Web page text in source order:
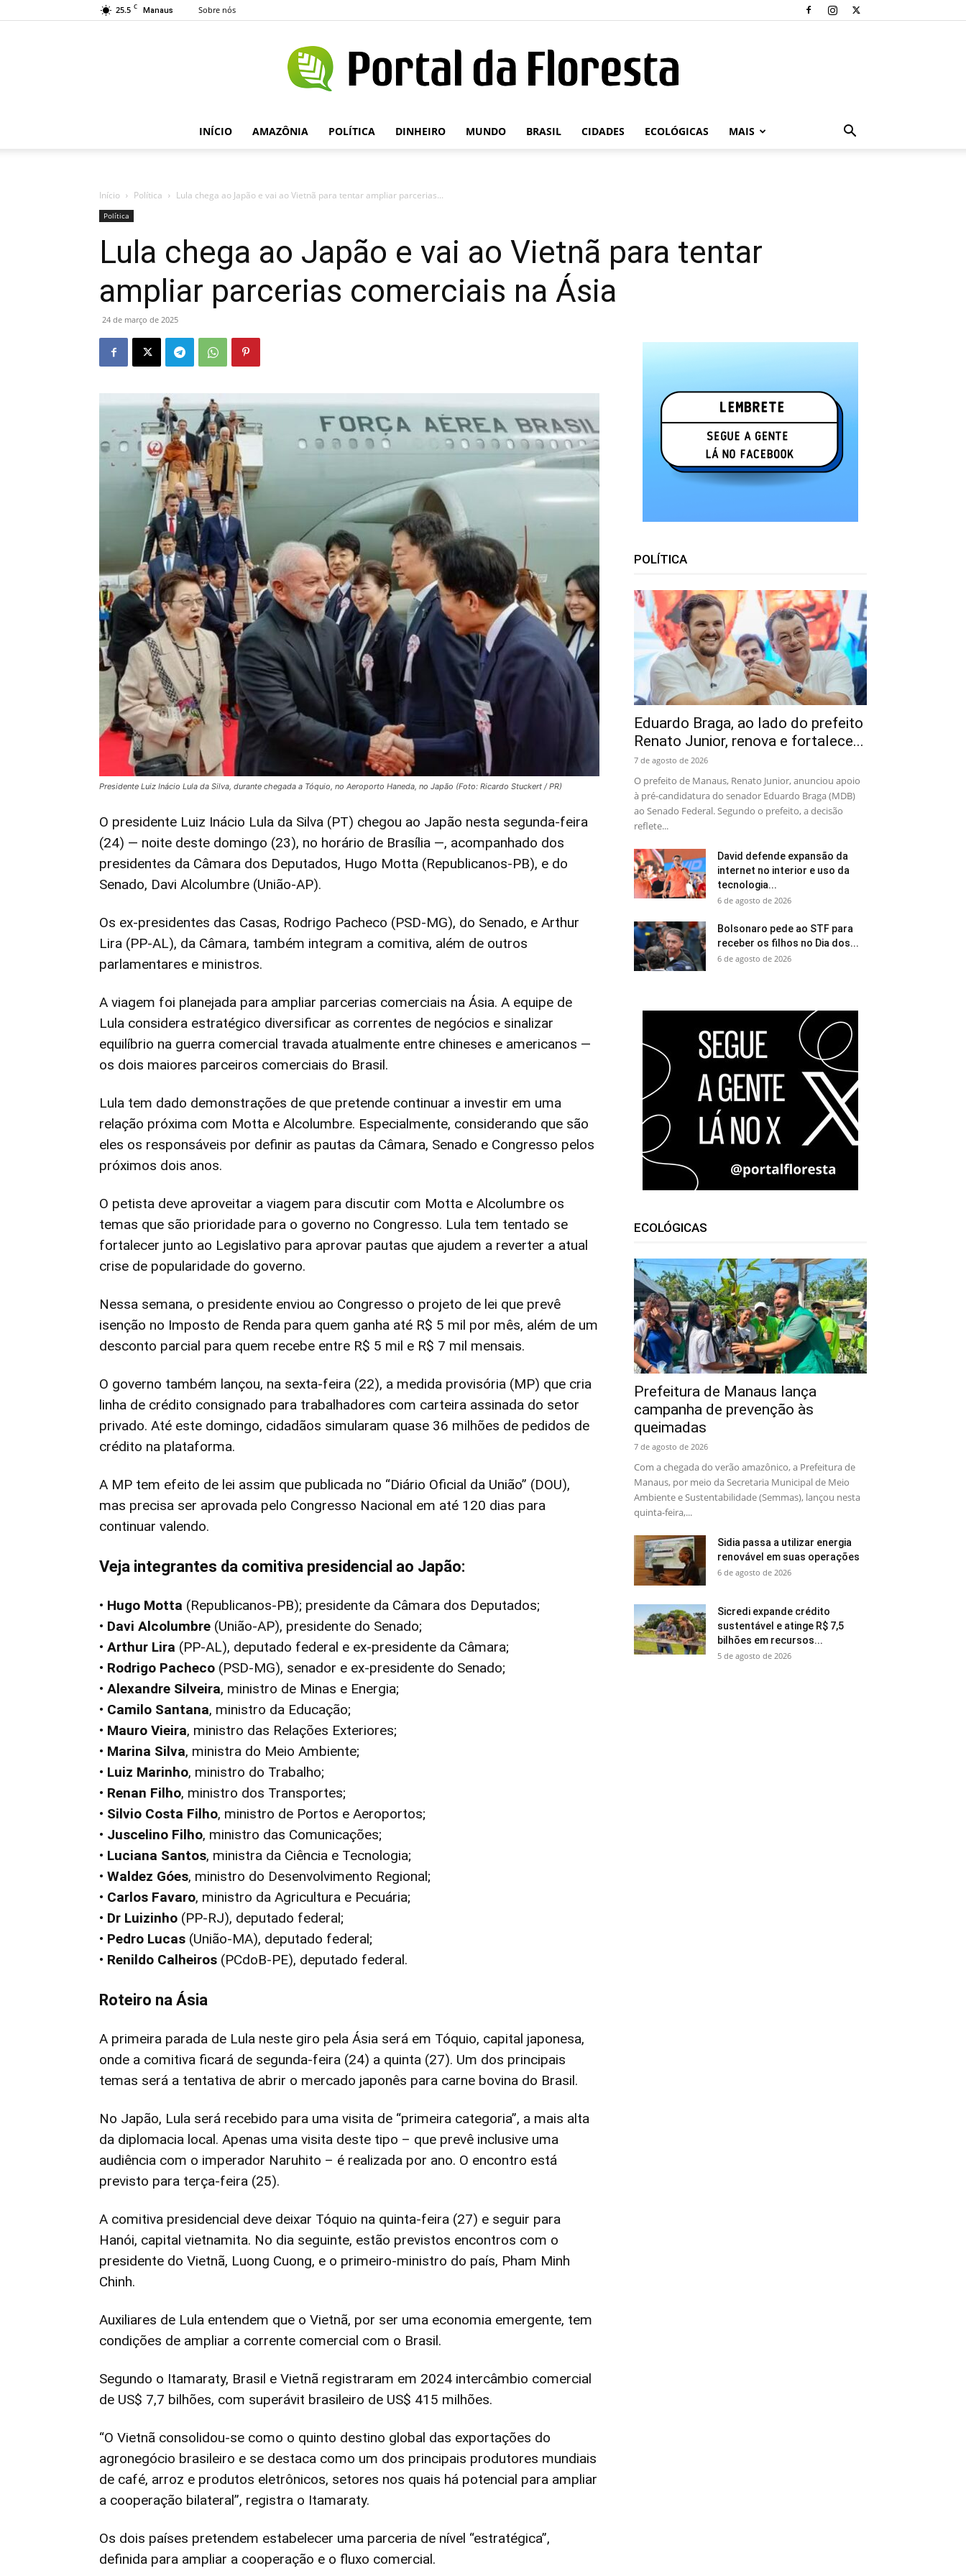
25.5 C Manaus Sobre nós
Portal
INÍCIO AMAZÔNIA POLÍTICA DINHEIRO MUNDO BRASIL CIDADES ECOLÓGICAS MAIS
Início Política Lula chega ao Japão e vai ao Vietnã para tentar ampliar parcerias...
Política
Lula chega ao Japão e vai ao Vietnã para tentar
ampliar parcerias comerciais na Ásia
24 de março de 2025
Presidente Luiz Inácio Lula da Silva, durante chegada a Tóquio, no Aeroporto Haneda, no Japão (Foto: Ricardo Stuckert / PR)
O presidente Luiz Inácio Lula da Silva (PT) chegou ao Japão nesta segunda-feira
(24) — noite deste domingo (23), no horário de Brasília —, acompanhado dos
presidentes da Câmara dos Deputados, Hugo Motta (Republicanos-PB), e do
Senado, Davi Alcolumbre (União-AP).
Os ex-presidentes das Casas, Rodrigo Pacheco (PSD-MG), do Senado, e Arthur
Lira (PP-AL), da Câmara, também integram a comitiva, além de outros
parlamentares e ministros.
A viagem foi planejada para ampliar parcerias comerciais na Ásia. A equipe de
Lula considera estratégico diversificar as correntes de negócios e sinalizar
equilíbrio na guerra comercial travada atualmente entre chineses e americanos —
os dois maiores parceiros comerciais do Brasil.
Lula tem dado demonstrações de que pretende continuar a investir em uma
relação próxima com Motta e Alcolumbre. Especialmente, considerando que são
eles os responsáveis por definir as pautas da Câmara, Senado e Congresso pelos
próximos dois anos.
O petista deve aproveitar a viagem para discutir com Motta e Alcolumbre os
temas que são prioridade para o governo no Congresso. Lula tem tentado se
fortalecer junto ao Legislativo para aprovar pautas que ajudem a reverter a atual
crise de popularidade do governo.
Nessa semana, o presidente enviou ao Congresso o projeto de lei que prevê
isenção no Imposto de Renda para quem ganha até R$ 5 mil por mês, além de um
desconto parcial para quem recebe entre R$ 5 mil e R$ 7 mil mensais.
O governo também lançou, na sexta-feira (22), a medida provisória (MP) que cria
linha de crédito consignado para trabalhadores com carteira assinada do setor
privado. Até este domingo, cidadãos simularam quase 36 milhões de pedidos de
crédito na plataforma.
A MP tem efeito de lei assim que publicada no “Diário Oficial da União” (DOU),
mas precisa ser aprovada pelo Congresso Nacional em até 120 dias para
continuar valendo.
Veja integrantes da comitiva presidencial ao Japão:
• Hugo Motta (Republicanos-PB); presidente da Câmara dos Deputados;
• Davi Alcolumbre (União-AP), presidente do Senado;
• Arthur Lira (PP-AL), deputado federal e ex-presidente da Câmara;
• Rodrigo Pacheco (PSD-MG), senador e ex-presidente do Senado;
• Alexandre Silveira, ministro de Minas e Energia;
• Camilo Santana, ministro da Educação;
• Mauro Vieira, ministro das Relações Exteriores;
• Marina Silva, ministra do Meio Ambiente;
• Luiz Marinho, ministro do Trabalho;
• Renan Filho, ministro dos Transportes;
• Silvio Costa Filho, ministro de Portos e Aeroportos;
• Juscelino Filho, ministro das Comunicações;
• Luciana Santos, ministra da Ciência e Tecnologia;
• Waldez Góes, ministro do Desenvolvimento Regional;
• Carlos Favaro, ministro da Agricultura e Pecuária;
• Dr Luizinho (PP-RJ), deputado federal;
• Pedro Lucas (União-MA), deputado federal;
• Renildo Calheiros (PCdoB-PE), deputado federal.
Roteiro na Ásia
A primeira parada de Lula neste giro pela Ásia será em Tóquio, capital japonesa,
onde a comitiva ficará de segunda-feira (24) a quinta (27). Um dos principais
temas será a tentativa de abrir o mercado japonês para carne bovina do Brasil.
No Japão, Lula será recebido para uma visita de “primeira categoria”, a mais alta
da diplomacia local. Apenas uma visita deste tipo – que prevê inclusive uma
audiência com o imperador Naruhito – é realizada por ano. O encontro está
previsto para terça-feira (25).
A comitiva presidencial deve deixar Tóquio na quinta-feira (27) e seguir para
Hanói, capital vietnamita. No dia seguinte, estão previstos encontros com o
presidente do Vietnã, Luong Cuong, e o primeiro-ministro do país, Pham Minh
Chinh.
Auxiliares de Lula entendem que o Vietnã, por ser uma economia emergente, tem
condições de ampliar a corrente comercial com o Brasil.
Segundo o Itamaraty, Brasil e Vietnã registraram em 2024 intercâmbio comercial
de US$ 7,7 bilhões, com superávit brasileiro de US$ 415 milhões.
“O Vietnã consolidou-se como o quinto destino global das exportações do
agronegócio brasileiro e se destaca como um dos principais produtores mundiais
de café, arroz e produtos eletrônicos, setores nos quais há potencial para ampliar
a cooperação bilateral”, registra o Itamaraty.
Os dois países pretendem estabelecer uma parceria de nível “estratégica”,
definida para ampliar a cooperação e o fluxo comercial.
POLÍTICA
Eduardo Braga, ao lado do prefeito
Renato Junior, renova e fortalece...
7 de agosto de 2026
O prefeito de Manaus, Renato Junior, anunciou apoio
à pré-candidatura do senador Eduardo Braga (MDB)
ao Senado Federal. Segundo o prefeito, a decisão
reflete...
David defende expansão da
internet no interior e uso da
tecnologia...
6 de agosto de 2026
Bolsonaro pede ao STF para
receber os filhos no Dia dos...
6 de agosto de 2026
ECOLÓGICAS
Prefeitura de Manaus lança
campanha de prevenção às
queimadas
7 de agosto de 2026
Com a chegada do verão amazônico, a Prefeitura de
Manaus, por meio da Secretaria Municipal de Meio
Ambiente e Sustentabilidade (Semmas), lançou nesta
quinta-feira,...
Sidia passa a utilizar energia
renovável em suas operações
6 de agosto de 2026
Sicredi expande crédito
sustentável e atinge R$ 7,5
bilhões em recursos...
5 de agosto de 2026